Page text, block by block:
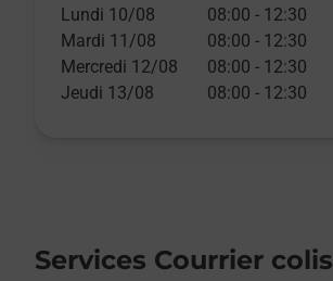
Lundi 10/08
08:00 - 12:30
Mardi 11/08
08:00 - 12:30
Mercredi 12/08
08:00 - 12:30
Jeudi 13/08
08:00 - 12:30
Services Courrier colis